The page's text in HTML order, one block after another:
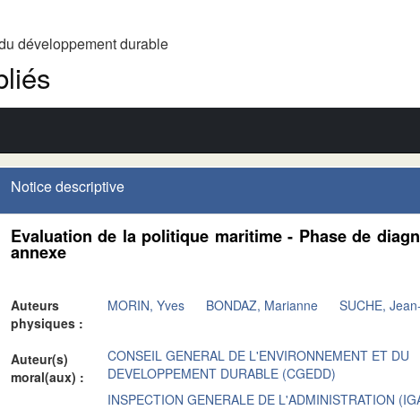
développement durable
Notice descriptive
Evaluation de la politique maritime - Phase de
annexe
Auteurs
physiques :
MORIN, Yves BONDAZ, Marianne SUCHE,
Auteur(s)
moral(aux) :
CONSEIL GENERAL DE L'ENVIRONNEMENT ET DU
DEVELOPPEMENT DURABLE (CGEDD)
INSPECTION GENERALE DE L'ADMINISTRATION